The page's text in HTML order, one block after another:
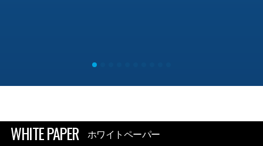
WHITE PAPER ホワイトペーパー